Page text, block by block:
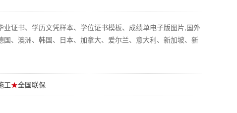
证书、学历文凭样本、学位证书模板、成绩单电子版图片,国外
、澳洲、韩国、日本、加拿大、爱尔兰、意大利、新加坡、新
工★全国联保